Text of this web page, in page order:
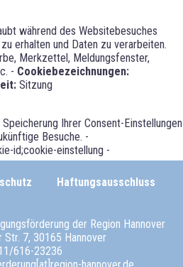
während des Websitebesuches
erhalten und Daten zu verarbeiten.
Merkzettel, Meldungsfenster,
- Cookiebezeichnungen:
Sitzung
Speicherung Ihrer Consent-Einstellungen
Besuche. -
id;cookie-einstellung -
Haftungsausschluss
der Region Hannover
Str. 7, 30165 Hannover
616-23236